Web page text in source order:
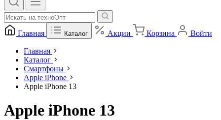
Главная Каталог Акции Корзина Войти
Главная
Каталог
Смартфоны
Apple iPhone
Apple iPhone 13
Apple iPhone 13